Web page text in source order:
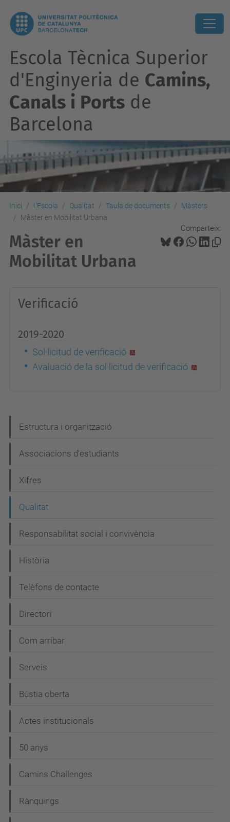
Escola Tècnica Superior
d'Enginyeria de Camins,
Canals i Ports de
Barcelona
Inici L'Escola Qualitat Taula de documents
Màsters
Màster en Mobilitat Urbana
Comparteix:
Màster en
Mobilitat Urbana
Verificació
2019-2020
Sol·licitud de verificació
Avaluació de la sol·licitud de verificació
a
v
g
a
i
ó
Estructura i organització
Associacions d'estudiants
Xifres
Qualitat
Responsabilitat social i convivència
Història
Telèfons de contacte
Directori
Com arribar
Serveis
Bústia oberta
Actes institucionals
50 anys
Camins Challenges
Rànquings